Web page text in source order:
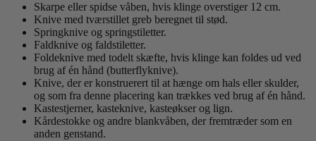
Skarpe eller spidse våben, hvis klinge overstiger 12 cm.
Knive med tværstillet greb beregnet til stød.
Springknive og springstiletter.
Faldknive og faldstiletter.
Foldeknive med todelt skæfte, hvis klinge kan foldes ud ved
brug af én hånd (butterflyknive).
Knive, der er konstruerert til at hænge om hals eller skulder,
og som fra denne placering kan trækkes ved brug af én hånd.
Kastestjerner, kasteknive, kasteøkser og lign.
Kårdestokke og andre blankvåben, der fremtræder som en
anden genstand.